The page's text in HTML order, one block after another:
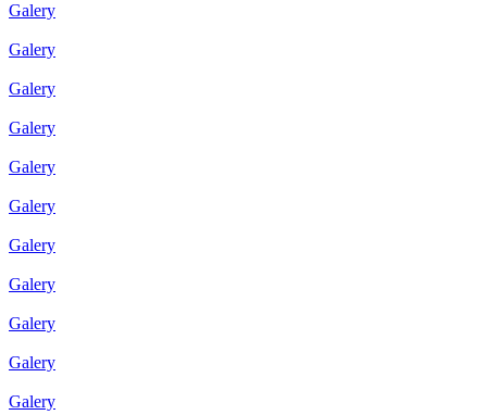
Galery
Galery
Galery
Galery
Galery
Galery
Galery
Galery
Galery
Galery
Galery